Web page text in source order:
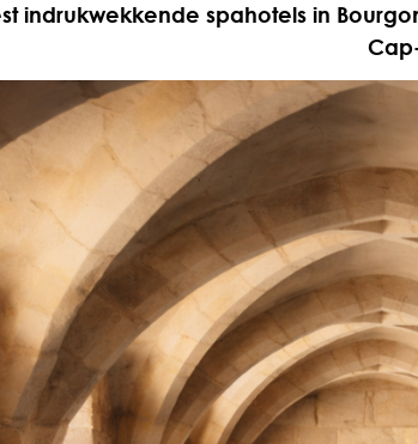
indrukwekkende spahotels in